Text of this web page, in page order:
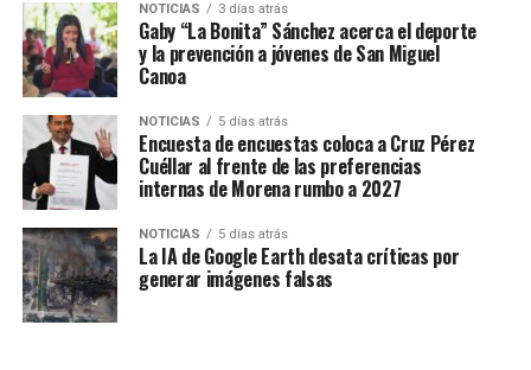
NOTICIAS 3 días atrás
Gaby “La Bonita” Sánchez acerca el deporte
y la prevención a jóvenes de San Miguel
Canoa
NOTICIAS 5 días atrás
Encuesta de encuestas coloca a Cruz Pérez
Cuéllar al frente de las preferencias
internas de Morena rumbo a 2027
NOTICIAS 5 días atrás
La IA de Google Earth desata críticas por
generar imágenes falsas